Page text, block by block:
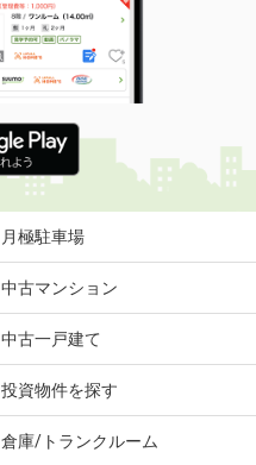
月極駐車場
中古マンション
中古一戸建て
投資物件を探す
倉庫/トランクルーム